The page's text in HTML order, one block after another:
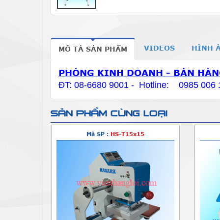
MÔ TẢ SẢN PHẨM VIDEOS HÌNH
PHÒNG KINH DOANH - BÁN
ĐT: 08-6680 9001 - Hotline: 0985 006
SẢN PHẨM CÙNG LOẠI
Mã SP : HS-T15x15